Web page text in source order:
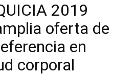
2019
oferta de
en
corporal